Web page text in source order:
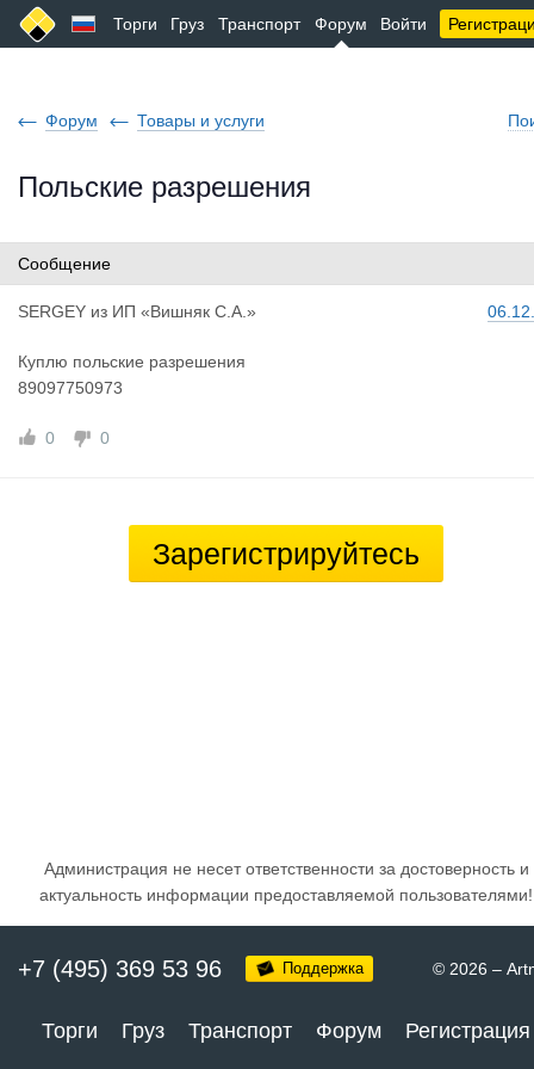
Торги Груз Транспорт Форум Войти
Форум Товары и услуги
Польские разрешения
Сообщение
SERGEY из ИП «Вишняк С.А.»
Куплю польские разрешения
89097750973
0 0
Зарегистрируйтесь
Администрация не несет ответственности за достоверность и
актуальность информации предоставляемой пользователями!
+7 (495) 369 53 96 Поддержка © 2026 –
Торги Груз Транспорт Форум Регистрация